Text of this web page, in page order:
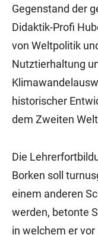
Gegenstand der
Didaktik-Profi
von Weltpolitik
Nutztierhaltung
historischer
dem Zweiten
Die
Borken soll
einem anderen
werden, betonte
in welchem er